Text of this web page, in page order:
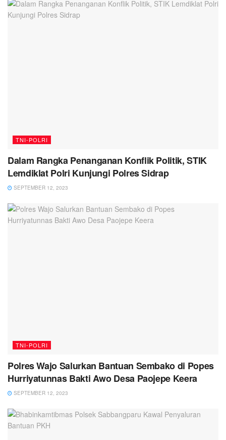
TNI-POLRI
Dalam Rangka Penanganan Konflik Politik, STIK
Lemdiklat Polri Kunjungi Polres Sidrap
SEPTEMBER 12, 2023
TNI-POLRI
Polres Wajo Salurkan Bantuan Sembako di Popes
Hurriyatunnas Bakti Awo Desa Paojepe Keera
SEPTEMBER 12, 2023